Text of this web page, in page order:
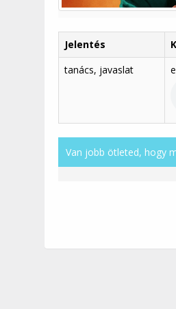
Jelentés
tanács, javaslat
Van jobb ötleted, hogy